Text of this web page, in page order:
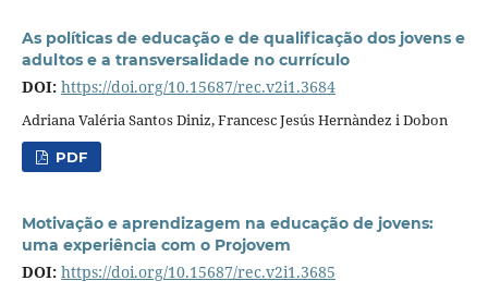
As políticas de educação e de qualificação dos jovens e
adultos e a transversalidade no currículo
DOI: https://doi.org/10.15687/rec.v2i1.3684
Adriana Valéria Santos Diniz, Francesc Jesús Hernàndez i Dobon
PDF
Motivação e aprendizagem na educação de jovens:
uma experiência com o Projovem
DOI: https://doi.org/10.15687/rec.v2i1.3685